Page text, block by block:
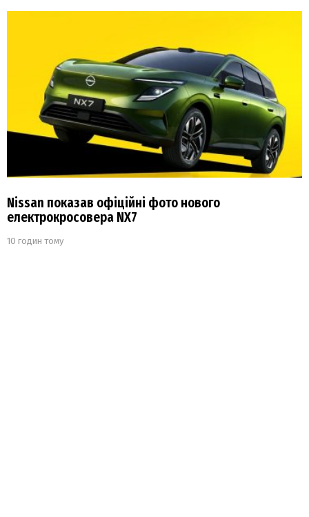
Nissan показав офіційні фото нового
електрокросовера NX7
10 годин тому